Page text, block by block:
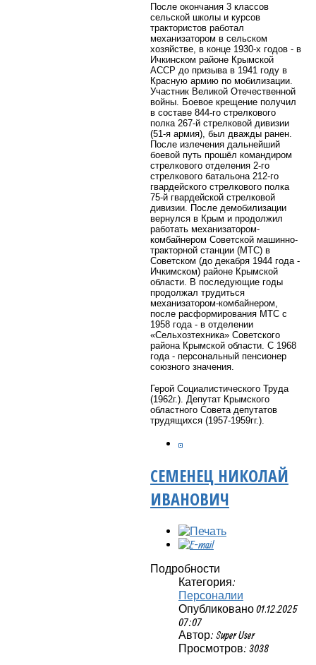
После окончания 3 классов
сельской школы и курсов
трактористов работал
механизатором в сельском
хозяйстве, в конце 1930-х годов - в
Ичкинском районе Крымской
АССР до призыва в 1941 году в
Красную армию по мобилизации.
Участник Великой Отечественной
войны. Боевое крещение получил
в составе 844-го стрелкового
полка 267-й стрелковой дивизии
(51-я армия), был дважды ранен.
После излечения дальнейший
боевой путь прошёл командиром
стрелкового отделения 2-го
стрелкового батальона 212-го
гвардейского стрелкового полка
75-й гвардейской стрелковой
дивизии. После демобилизации
вернулся в Крым и продолжил
работать механизатором-
комбайнером Советской машинно-
тракторной станции (МТС) в
Советском (до декабря 1944 года -
Ичкимском) районе Крымской
области. В последующие годы
продолжал трудиться
механизатором-комбайнером,
после расформирования МТС с
1958 года - в отделении
«Сельхозтехника» Советского
района Крымской области. С 1968
года - персональный пенсионер
союзного значения.
Герой Социалистического Труда
(1962г.). Депутат Крымского
областного Совета депутатов
трудящихся (1957-1959гг.).
СЕМЕНЕЦ НИКОЛАЙ
ИВАНОВИЧ
Подробности
Категория:
Персоналии
Опубликовано 01.12.2025
07:07
Автор: Super User
Просмотров: 3038